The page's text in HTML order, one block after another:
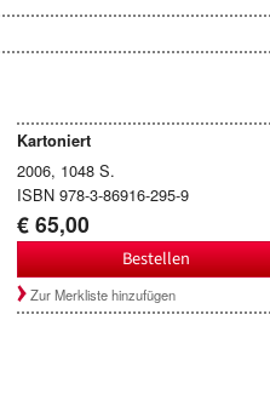
Kartoniert
2006, 1048 S.
ISBN 978-3-86916-295-9
€ 65,00
Bestellen
Zur Merkliste hinzufügen